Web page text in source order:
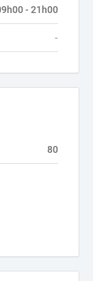
- 21h00
-
80